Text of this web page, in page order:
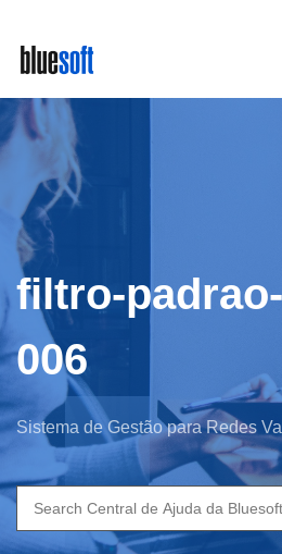
main
content
filtro-
006
Sistema de Gestão para Redes
Search
for: